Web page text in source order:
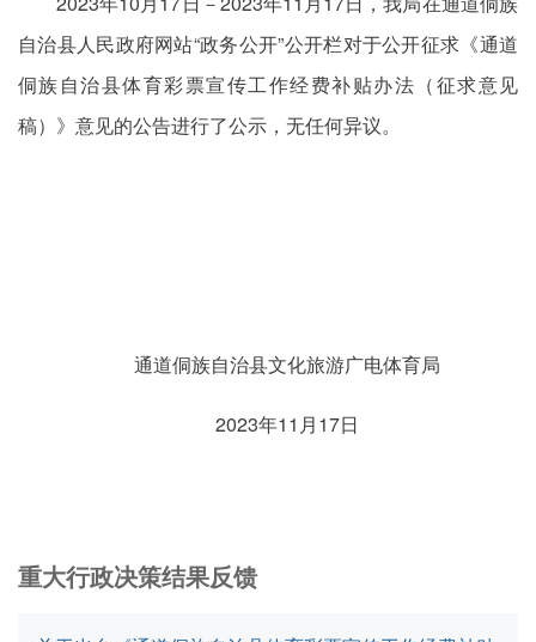
自治县人民政府网站“政务公开”公开栏对于公开征求《通道
侗族自治县体育彩票宣传工作经费补贴办法（征求意见
稿）》意见的公告进行了公示，无任何异议。
通道侗族自治县文化旅游广电体育局
2023年11月17日
重大行政决策结果反馈